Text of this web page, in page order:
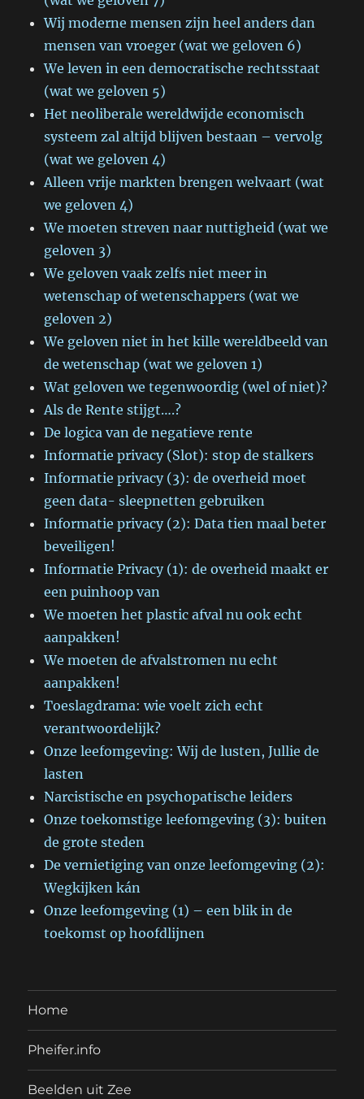
Wij moderne mensen zijn heel anders dan
mensen van vroeger (wat we geloven 6)
We leven in een democratische rechtsstaat
(wat we geloven 5)
Het neoliberale wereldwijde economisch
systeem zal altijd blijven bestaan – vervolg
(wat we geloven 4)
Alleen vrije markten brengen welvaart (wat
we geloven 4)
We moeten streven naar nuttigheid (wat we
geloven 3)
We geloven vaak zelfs niet meer in
wetenschap of wetenschappers (wat we
geloven 2)
We geloven niet in het kille wereldbeeld van
de wetenschap (wat we geloven 1)
Wat geloven we tegenwoordig (wel of niet)?
Als de Rente stijgt….?
De logica van de negatieve rente
Informatie privacy (Slot): stop de stalkers
Informatie privacy (3): de overheid moet
geen data- sleepnetten gebruiken
Informatie privacy (2): Data tien maal beter
beveiligen!
Informatie Privacy (1): de overheid maakt er
een puinhoop van
We moeten het plastic afval nu ook echt
aanpakken!
We moeten de afvalstromen nu echt
aanpakken!
Toeslagdrama: wie voelt zich echt
verantwoordelijk?
Onze leefomgeving: Wij de lusten, Jullie de
lasten
Narcistische en psychopatische leiders
Onze toekomstige leefomgeving (3): buiten
de grote steden
De vernietiging van onze leefomgeving (2):
Wegkijken kán
Onze leefomgeving (1) – een blik in de
toekomst op hoofdlijnen
Home
Pheifer.info
Beelden uit Zee